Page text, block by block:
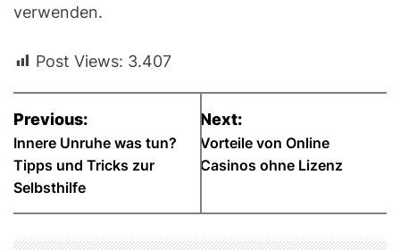
verwenden.
Post Views: 3.407
B
e
i
t
r
Previous:
Innere Unruhe was tun?
Tipps und Tricks zur
Selbsthilfe
Next:
Vorteile von Online
Casinos ohne Lizenz